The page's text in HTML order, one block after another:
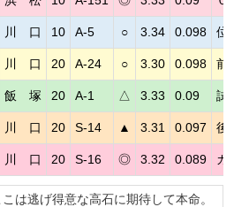
川 口 10 A-5 ○ 3.34 0.098 位
川 口 20 A-24 ○ 3.30 0.098 前
飯 塚 20 A-1 △ 3.33 0.09 試
川 口 20 S-14 ▲ 3.31 0.097 後
川 口 20 S-16 ◎ 3.32 0.089 カ
は逃げ得意な高石に期待して本命。